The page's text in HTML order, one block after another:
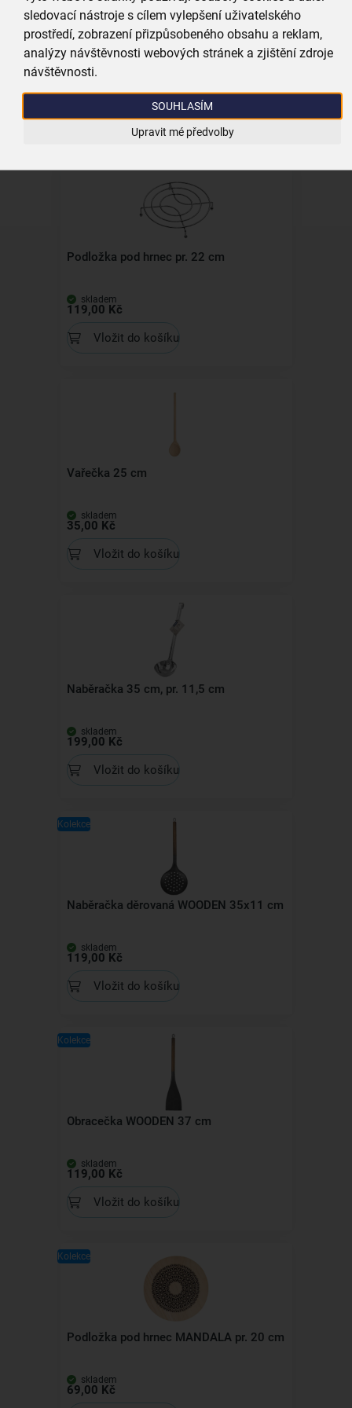
sledovací nástroje s cílem vylepšení uživatelského
prostředí, zobrazení přizpůsobeného obsahu a reklam,
analýzy návštěvnosti webových stránek a zjištění zdroje
návštěvnosti.
SOUHLASÍM
Upravit mé předvolby
Vložit do košíku
Všechny produkty
Související produkty
Podložka pod hrnec pr. 22 cm
skladem
119,00 Kč
Vložit do košíku
Vařečka 25 cm
skladem
35,00 Kč
Vložit do košíku
Naběračka 35 cm, pr. 11,5 cm
skladem
199,00 Kč
Vložit do košíku
Kolekce
Naběračka děrovaná WOODEN 35x11 cm
skladem
119,00 Kč
Vložit do košíku
Kolekce
Obracečka WOODEN 37 cm
skladem
119,00 Kč
Vložit do košíku
Kolekce
Podložka pod hrnec MANDALA pr. 20 cm
skladem
69,00 Kč